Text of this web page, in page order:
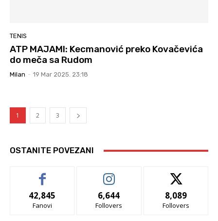
TENIS
ATP MAJAMI: Kecmanović preko Kovačevića
do meča sa Rudom
Milan - 19 Mar 2025. 23:18
1 2 3
OSTANITE POVEZANI
42,845
Fanovi
6,644
Follovers
8,089
Follovers